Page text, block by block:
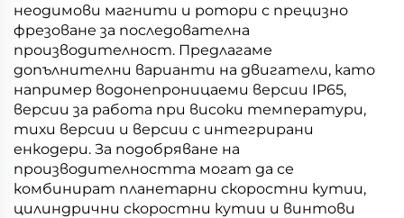
неодимови магнити и ротори с прецизно
фрезоване за последователна
производителност. Предлагаме
допълнителни варианти на двигатели, като
например водонепроницаеми версии IP65,
версии за работа при високи температури,
тихи версии и версии с интегрирани
енкодери. За подобряване на
производителността могат да се
комбинират планетарни скоростни кутии,
цилиндрични скоростни кутии и винтови